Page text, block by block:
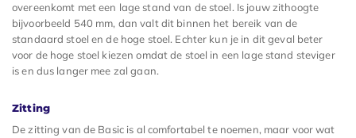
overeenkomt met een lage stand van de stoel. Is jouw zithoogte
bijvoorbeeld 540 mm, dan valt dit binnen het bereik van de
standaard stoel en de hoge stoel. Echter kun je in dit geval beter
voor de hoge stoel kiezen omdat de stoel in een lage stand steviger
is en dus langer mee zal gaan.
Zitting
De zitting van de Basic is al comfortabel te noemen, maar voor wat